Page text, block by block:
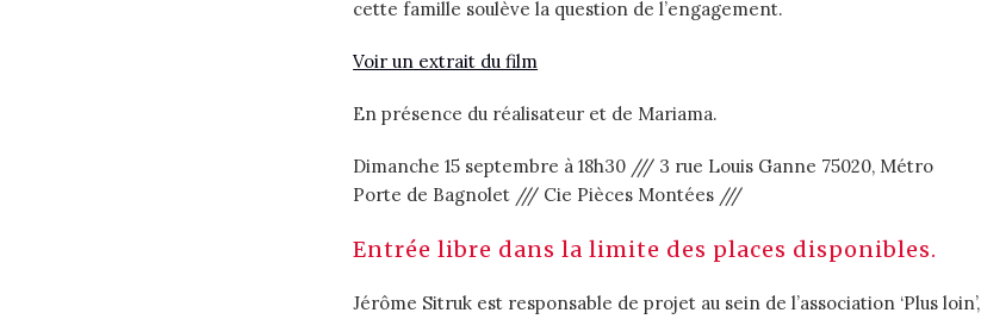
cette famille soulève la question de l’engagement.
Voir un extrait du film
En présence du réalisateur et de Mariama.
Dimanche 15 septembre à 18h30 /// 3 rue Louis Ganne 75020, Métro
Porte de Bagnolet /// Cie Pièces Montées ///
Entrée libre dans la limite des places disponibles.
Jérôme Sitruk est responsable de projet au sein de l’association ‘Plus loin’,